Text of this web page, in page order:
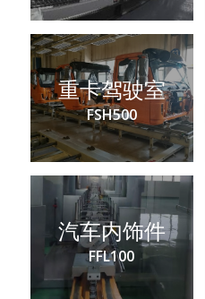
重卡驾驶室
FSH500
汽车内饰件
FFL100